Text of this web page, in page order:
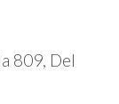
809, Del